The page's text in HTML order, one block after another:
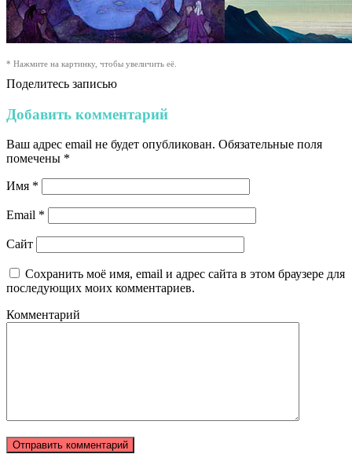
* Нажмите на картинку, чтобы увеличить её.
Поделитесь записью
Добавить комментарий
Ваш адрес email не будет опубликован. Обязательные поля
помечены *
Имя *
Email *
Сайт
Сохранить моё имя, email и адрес сайта в этом браузере для
последующих моих комментариев.
Комментарий